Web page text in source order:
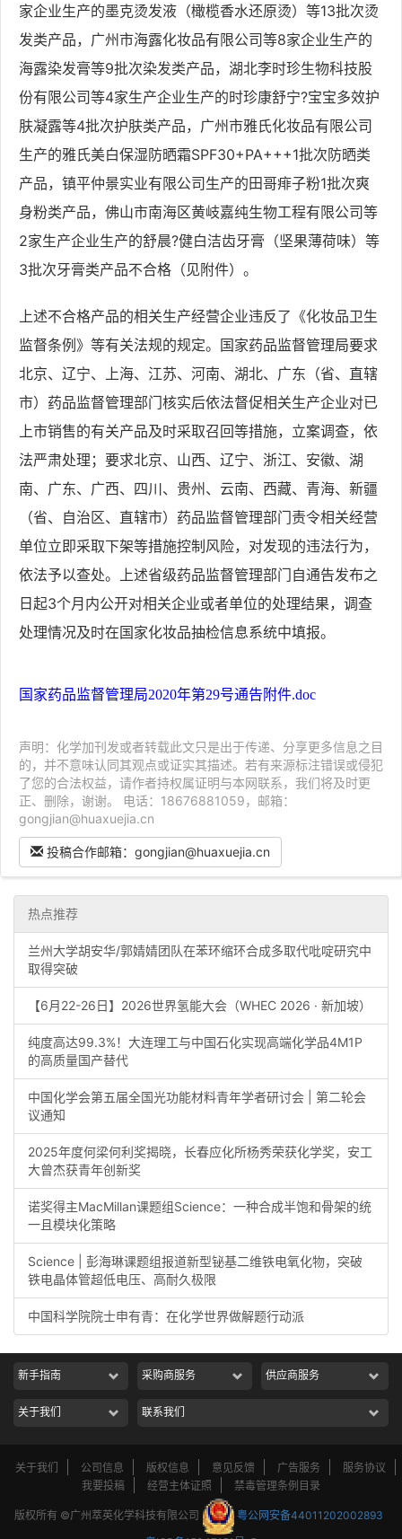
家企业生产的墨克烫发液（橄榄香水还原烫）等13批次烫
发类产品，广州市海露化妆品有限公司等8家企业生产的
海露染发膏等9批次染发类产品，湖北李时珍生物科技股
份有限公司等4家生产企业生产的时珍康舒宁?宝宝多效护
肤凝露等4批次护肤类产品，广州市雅氏化妆品有限公司
生产的雅氏美白保湿防晒霜SPF30+PA+++1批次防晒类
产品，镇平仲景实业有限公司生产的田哥痱子粉1批次爽
身粉类产品，佛山市南海区黄岐嘉纯生物工程有限公司等
2家生产企业生产的舒晨?健白洁齿牙膏（坚果薄荷味）等
3批次牙膏类产品不合格（见附件）。
上述不合格产品的相关生产经营企业违反了《化妆品卫生
监督条例》等有关法规的规定。国家药品监督管理局要求
北京、辽宁、上海、江苏、河南、湖北、广东（省、直辖
市）药品监督管理部门核实后依法督促相关生产企业对已
上市销售的有关产品及时采取召回等措施，立案调查，依
法严肃处理；要求北京、山西、辽宁、浙江、安徽、湖
南、广东、广西、四川、贵州、云南、西藏、青海、新疆
（省、自治区、直辖市）药品监督管理部门责令相关经营
单位立即采取下架等措施控制风险，对发现的违法行为，
依法予以查处。上述省级药品监督管理部门自通告发布之
日起3个月内公开对相关企业或者单位的处理结果，调查
处理情况及时在国家化妆品抽检信息系统中填报。
国家药品监督管理局2020年第29号通告附件.doc
声明：化学加刊发或者转载此文只是出于传递、分享更多信息之目
的，并不意味认同其观点或证实其描述。若有来源标注错误或侵犯
了您的合法权益，请作者持权属证明与本网联系，我们将及时更
正、删除，谢谢。 电话：18676881059，邮箱：
gongjian@huaxuejia.cn
投稿合作邮箱：gongjian@huaxuejia.cn
热点推荐
兰州大学胡安华/郭婧婧团队在苯环缩环合成多取代吡啶研究中
取得突破
【6月22-26日】2026世界氢能大会（WHEC 2026 · 新加坡）
纯度高达99.3%！大连理工与中国石化实现高端化学品4M1P
的高质量国产替代
中国化学会第五届全国光功能材料青年学者研讨会 | 第二轮会
议通知
2025年度何梁何利奖揭晓，长春应化所杨秀荣获化学奖，安工
大曾杰获青年创新奖
诺奖得主MacMillan课题组Science：一种合成半饱和骨架的统
一且模块化策略
Science | 彭海琳课题组报道新型铋基二维铁电氧化物，突破
铁电晶体管超低电压、高耐久极限
中国科学院院士申有青：在化学世界做解题行动派
新手指南 采购商服务 供应商服务
关于我们 联系我们
关于我们 公司信息 版权信息 意见反馈 广告服务
服务协议
我要投稿
经营主体证照 禁毒管理条例目录
版权所有 ©广州萃英化学科技有限公司
粤公网安备44011202002893